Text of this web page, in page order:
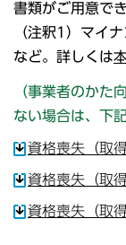
書類がご用意で
（注釈1）マイ
など。詳しくは
（事業者のかた
ない場合は、下
資格喪失（取
資格喪失（取
資格喪失（取